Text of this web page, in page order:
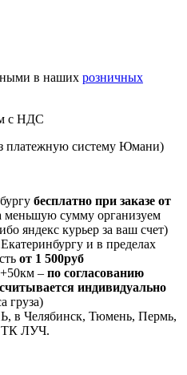
в наших розничных
с НДС
платежную систему Юмани)
бесплатно при заказе от
меньшую сумму организуем
яндекс курьер за ваш счет)
и в пределах
от 1 500руб
– по согласованию
индивидуально
груза)
в Челябинск, Тюмень, Пермь,
ТК ЛУЧ.